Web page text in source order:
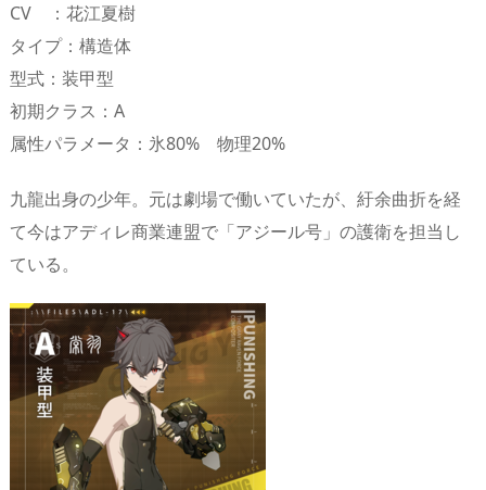
CV ：花江夏樹
タイプ：構造体
型式：装甲型
初期クラス：A
属性パラメータ：氷80% 物理20%
九龍出身の少年。元は劇場で働いていたが、紆余曲折を経
て今はアディレ商業連盟で「アジール号」の護衛を担当し
ている。